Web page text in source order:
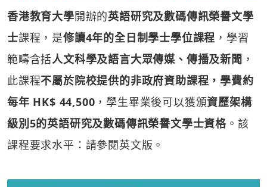
香港教育大學開辦的英語研究及數碼傳訊榮譽文學
士課程，是修讀4年的全日制學士學位課程 ，學習
範疇含括人文科學及語言大眾傳媒、傳播及新聞 ，
此課程不屬於院校提供的非政府資助課程，學費約
每年 HK$ 44,500 ，學生畢業後可以獲頒資歷架構
級別5的英語研究及數碼傳訊榮譽文學士資格 。該
課程要求水平：請參閱英文版。